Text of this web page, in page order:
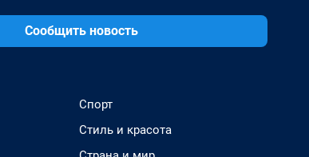
Сообщить новость
Спорт
Стиль и красота